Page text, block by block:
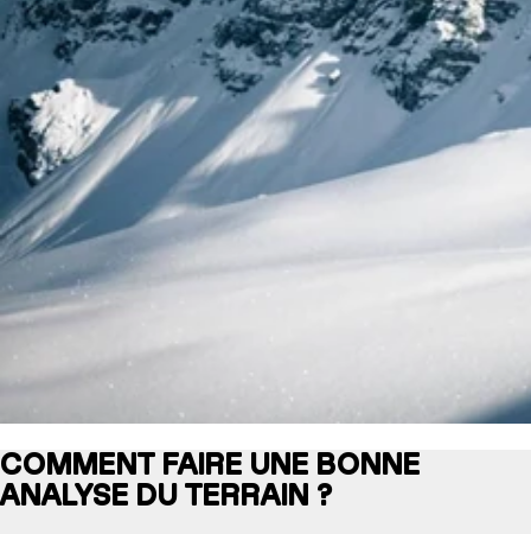
COMMENT FAIRE UNE BONNE
ANALYSE DU TERRAIN ?